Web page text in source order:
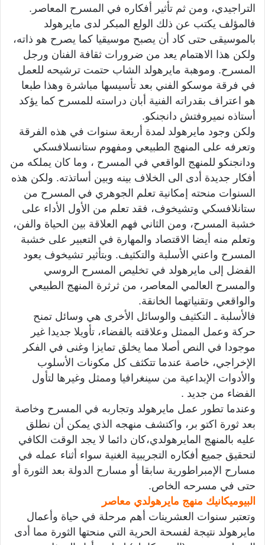
التراجيدي، ومن ثم تأثير أفكاره في المسرح المعاصر.
فالمؤلف يكتب عن ذلك الولع المبكر لدى مايرهولد
بالموسيقى حتى كاد أن يصبح موسيقيا كما يصرح هو ذاته،
ولكن هذا الاهتمام يعد من ضرورات ثقافة الفنان ورجل
المسرح. وموهبة مايرهولد الشاب حتمت ترشيحه للعمل
في فرقة موسكو الفني بعد تأسيسها مباشرة وهذا طبعا
هو اعتراف بقدراته الفنية أبان دراسته للمسرح كما يؤكد
أستاذه نميروفتش دانجنكو.
ولكن وجود مايرهولد لمدة أربعة سنوات في هذه الفرقة
وتعرفه على المنهج الطبيعي ومفهوم ستانسلافسكي
ودانجنكو للمنهج الواقعي في المسرح ، وما كان يملكه من
أفكار جديدة أدى الى الخلاف بينه وبين أساتذته. ولكن هذه
السنوات منحته إمكانية تعلم الجوهري في المسرح من
ستانلافسكي وتشيخوف، فقد تعلم من الأول الأداء على
خشبة المسرح، ومن الثاني فهم العلاقة بين الحياة والفن،
وتعلم منه أيضا الاقتصاد والمهارة في التعبير على خشبة
المسرح واعني الأسلبة والتكثيف. وبتأثير تشيخوف يعود
الفضل إلى مايرهولد في تخليص المسرح الروسي
والمسرح العالمي المعاصر، من ثرثرة المنهج الطبيعي
والواقعي وتقنياتهما الخانقة.
فالأسلبة ـ التكثيف والوسائل الأخرى هي وسائل تمنح
حركة وعمل الممثل وعلاقته بالفضاء، تأويلا جديدا غير
موجودا في النص أصلا مما يخلق تمايزا وغنى في الفكر
الإخراجي، خاصة عندما تتكثف كل مكونات الأسلوب
والأدوات الإبداعية من سينغرافيا وممثل وغيرها لتأول
الفضاء من جديد .
وعندما تطور عمل مايرهولد وتجاربه في المسرح وخاصة
بعد ثورة اكتو بر، واكتشف منهجه الذي يمكن أن نطلق
عليه بالمنهج المايرهولدي،كان دائما لا يجد الوقت الكافي
لتحقيق جميع أفكاره التجريبية الغنية سواء أثناء عمله في
مسارح الإمبراطورية سابقا أو مسارح الدولة بعد الثورة أو
حتى في مسرحه الخاص.
البيوميكانيك منهج مايرهولدي معاصر
وتعتبر سنوات العشرينات أهم مرحلة في حياة وأعمال
مايرهولد نتيجة لفسحة الحرية التي منحتها الثورة مما أدى